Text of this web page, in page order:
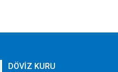
DÖVİZ KURU